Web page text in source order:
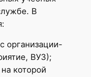
В
организации-
ВУЗ);
которой